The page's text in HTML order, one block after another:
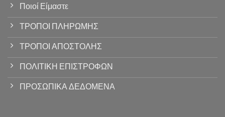
Ποιοί Είμαστε
ΤΡΟΠΟΙ ΠΛΗΡΩΜΗΣ
ΤΡΟΠΟΙ ΑΠΟΣΤΟΛΗΣ
ΠΟΛΙΤΙΚΗ ΕΠΙΣΤΡΟΦΩΝ
ΠΡΟΣΩΠΙΚΑ ΔΕΔΟΜΕΝΑ